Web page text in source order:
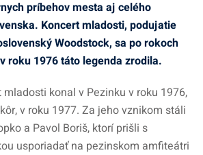
príbehov mesta aj celého
Koncert mladosti, podujatie
Woodstock, sa po rokoch
roku 1976 táto legenda zrodila.
mladosti konal v Pezinku v roku 1976,
v roku 1977. Za jeho vznikom stáli
a Pavol Boriš, ktorí prišli s
usporiadať na pezinskom amfiteátri